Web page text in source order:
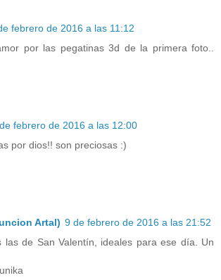
febrero de 2016 a las 11:12
por las pegatinas 3d de la primera foto..
febrero de 2016 a las 12:00
por dios!! son preciosas :)
Artal) 9 de febrero de 2016 a las 21:52
las de San Valentín, ideales para ese día. Un